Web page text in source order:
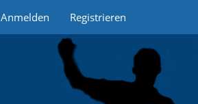
Anmelden Registrieren